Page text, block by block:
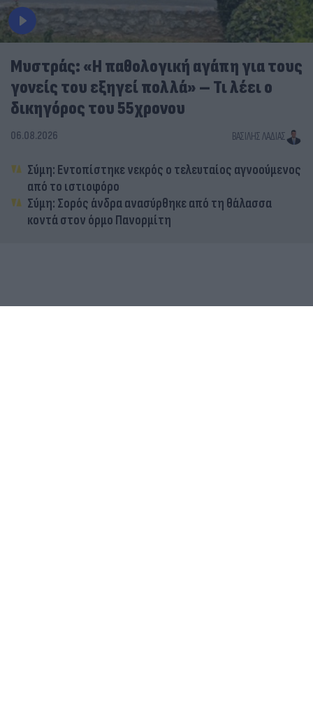
Μυστράς: «Η παθολογική αγάπη για τους
γονείς του εξηγεί πολλά» – Τι λέει ο
δικηγόρος του 55χρονου
06.08.2026 ΒΑΣΊΛΗΣ ΛΑΔΙΆΣ
Σύμη: Εντοπίστηκε νεκρός ο τελευταίος αγνοούμενος
από το ιστιοφόρο
Σύμη: Σορός άνδρα ανασύρθηκε από τη θάλασσα
κοντά στον όρμο Πανορμίτη